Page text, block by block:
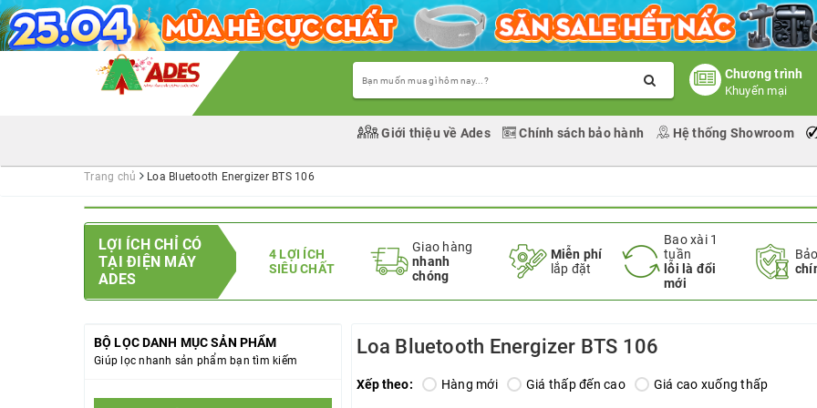
Chương trình
Khuyến mại
Giới thiệu về Ades Chính sách bảo hành Hệ thống Showroom
Trang chủ Loa Bluetooth Energizer BTS 106
LỢI ÍCH CHỈ CÓ
TẠI ĐIỆN MÁY
ADES
4 LỢI ÍCH
SIÊU CHẤT
Giao hàng
nhanh
chóng
Miễn phí
lắp đặt
Bao xài 1
tuần
lỗi là đổi
mới
BỘ LỌC DANH MỤC SẢN PHẨM
Giúp lọc nhanh sản phẩm bạn tìm kiếm
Loa Bluetooth Energizer BTS 106
Xếp theo: Hàng mới Giá thấp đến cao Giá cao xuống thấp